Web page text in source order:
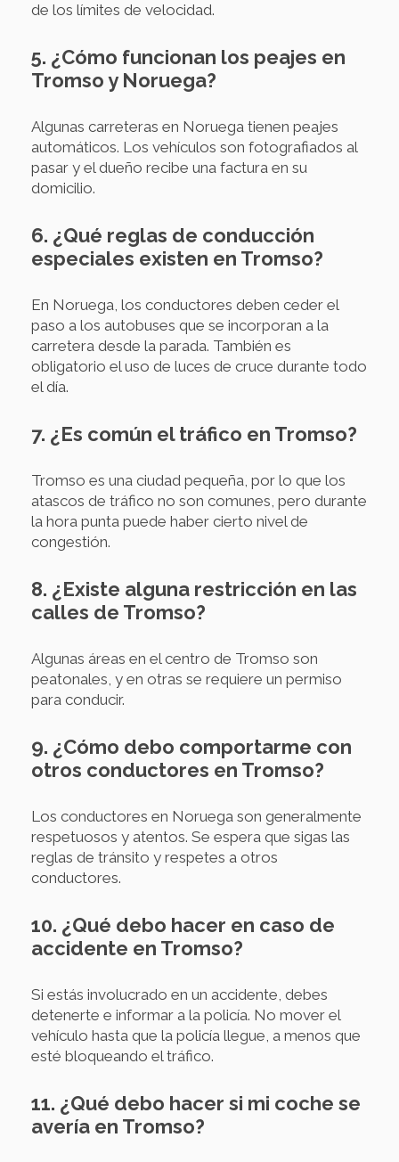
de los límites de velocidad.
5. ¿Cómo funcionan los peajes en
Tromso y Noruega?
Algunas carreteras en Noruega tienen peajes
automáticos. Los vehículos son fotografiados al
pasar y el dueño recibe una factura en su
domicilio.
6. ¿Qué reglas de conducción
especiales existen en Tromso?
En Noruega, los conductores deben ceder el
paso a los autobuses que se incorporan a la
carretera desde la parada. También es
obligatorio el uso de luces de cruce durante todo
el día.
7. ¿Es común el tráfico en Tromso?
Tromso es una ciudad pequeña, por lo que los
atascos de tráfico no son comunes, pero durante
la hora punta puede haber cierto nivel de
congestión.
8. ¿Existe alguna restricción en las
calles de Tromso?
Algunas áreas en el centro de Tromso son
peatonales, y en otras se requiere un permiso
para conducir.
9. ¿Cómo debo comportarme con
otros conductores en Tromso?
Los conductores en Noruega son generalmente
respetuosos y atentos. Se espera que sigas las
reglas de tránsito y respetes a otros
conductores.
10. ¿Qué debo hacer en caso de
accidente en Tromso?
Si estás involucrado en un accidente, debes
detenerte e informar a la policía. No mover el
vehículo hasta que la policía llegue, a menos que
esté bloqueando el tráfico.
11. ¿Qué debo hacer si mi coche se
avería en Tromso?